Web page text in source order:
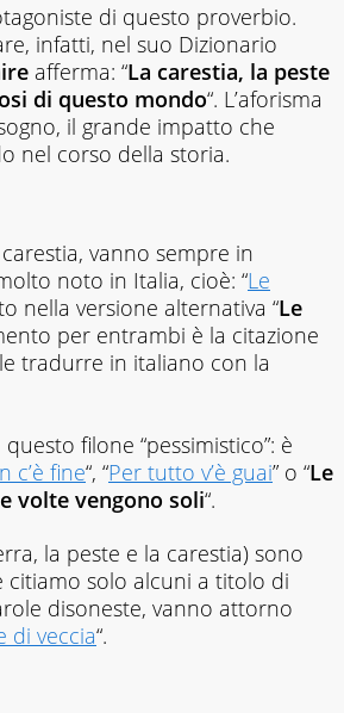
di questo proverbio.
infatti, nel suo Dizionario
afferma: “La carestia, la peste
di questo mondo“. L’aforisma
il grande impatto che
nel corso della storia.
vanno sempre in
noto in Italia, cioè: “Le
nella versione alternativa “Le
per entrambi è la citazione
tradurre in italiano con la
filone “pessimistico”: è
c’è fine“, “Per tutto v’è guai” o “Le
volte vengono soli“.
la peste e la carestia) sono
citiamo solo alcuni a titolo di
disoneste, vanno attorno
di veccia“.